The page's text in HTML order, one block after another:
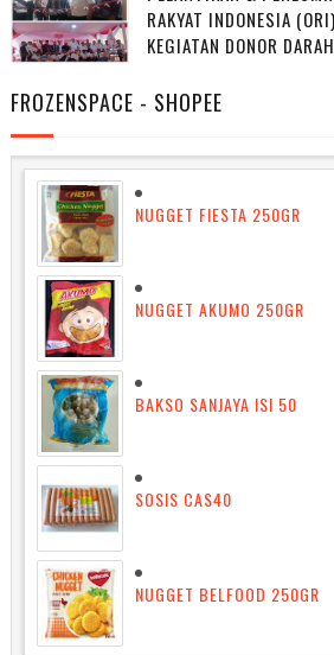
RAKYAT INDONESIA
KEGIATAN DONOR DARAH
FROZENSPACE - SHOPEE
NUGGET FIESTA 250GR
NUGGET AKUMO 250GR
BAKSO SANJAYA ISI 50
SOSIS CAS40
NUGGET BELFOOD 250GR